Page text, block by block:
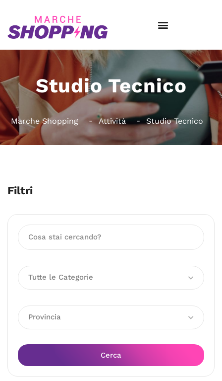
Studio Tecnico
Marche Shopping Attività Studio Tecnico
Filtri
Tutte le Categorie
Provincia
Cerca